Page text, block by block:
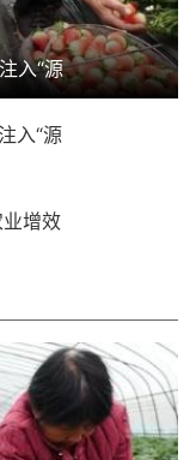
入“源
入“源
增效